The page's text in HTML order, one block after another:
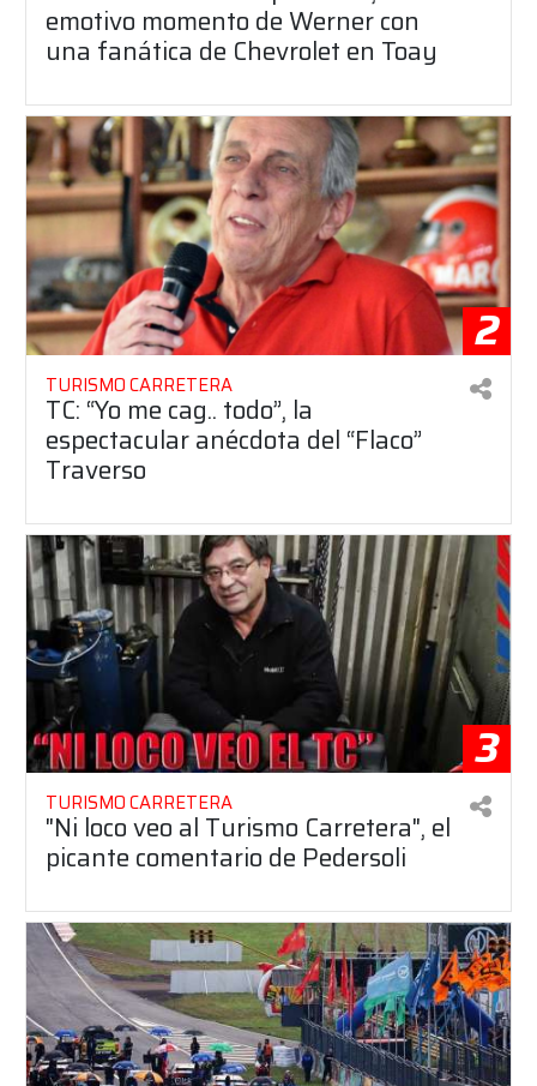
emotivo momento de Werner con
una fanática de Chevrolet en Toay
2
TURISMO CARRETERA
TC: “Yo me cag.. todo”, la
espectacular anécdota del “Flaco”
Traverso
3
TURISMO CARRETERA
"Ni loco veo al Turismo Carretera", el
picante comentario de Pedersoli